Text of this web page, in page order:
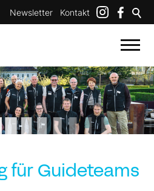
Newsletter Kontakt
für Guideteams